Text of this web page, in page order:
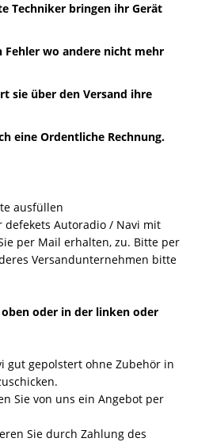
Techniker bringen ihr Gerät
Fehler wo andere nicht mehr
sie über den Versand ihre
eine Ordentliche Rechnung.
ausfüllen
defekets Autoradio / Navi mit
per Mail erhalten, zu. Bitte per
Versandunternehmen bitte
oder in der linken oder
gut gepolstert ohne Zubehör in
Sie von uns ein Angebot per
Sie durch Zahlung des